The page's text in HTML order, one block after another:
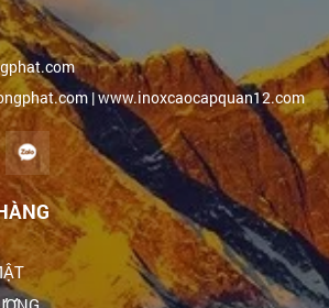
| www.inoxcaocapquan12.com